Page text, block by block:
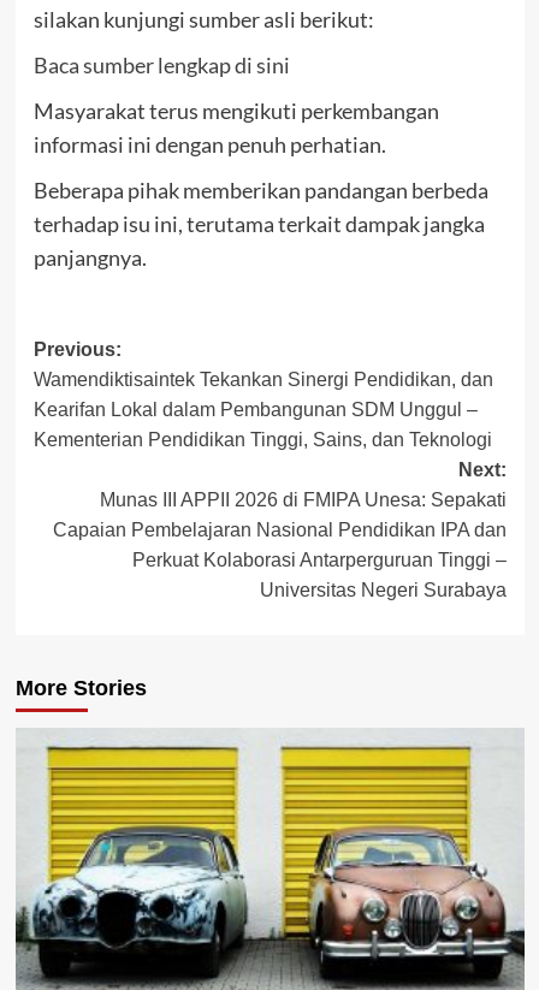
silakan kunjungi sumber asli berikut:
Baca sumber lengkap di sini
Masyarakat terus mengikuti perkembangan
informasi ini dengan penuh perhatian.
Beberapa pihak memberikan pandangan berbeda
terhadap isu ini, terutama terkait dampak jangka
panjangnya.
Post
navigation
Previous:
Wamendiktisaintek Tekankan Sinergi Pendidikan, dan
Kearifan Lokal dalam Pembangunan SDM Unggul –
Kementerian Pendidikan Tinggi, Sains, dan Teknologi
Next:
Munas III APPII 2026 di FMIPA Unesa: Sepakati
Capaian Pembelajaran Nasional Pendidikan IPA dan
Perkuat Kolaborasi Antarperguruan Tinggi –
Universitas Negeri Surabaya
More Stories